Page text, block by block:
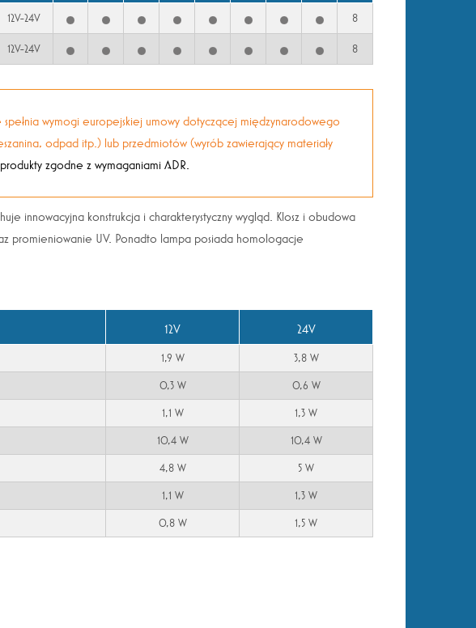
12V-24V 8
12V-24V 8
wymogi europejskiej umowy dotyczącej międzynarodowego
odpad itp.) lub przedmiotów (wyrób zawierający materiały
zgodne z wymaganiami ADR.
innowacyjna konstrukcja i charakterystyczny wygląd. Klosz i obudowa
promieniowanie UV. Ponadto lampa posiada homologacje
12V 24V
1,9 W 3,8 W
0,3 W 0,6 W
1,1 W 1,3 W
10,4 W 10,4 W
4,8 W 5 W
1,1 W 1,3 W
0,8 W 1,5 W